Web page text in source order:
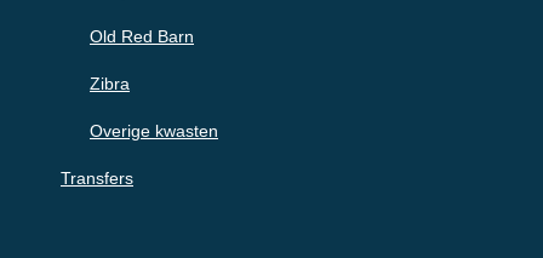
Old Red Barn
Zibra
Overige kwasten
Transfers